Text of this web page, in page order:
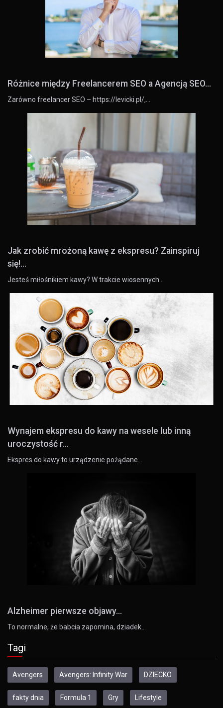
Różnice między Freelancerem SEO a Agencją SEO...
Zarówno freelancer SEO – https://levicki.pl/,…
Jak zrobić mrożoną kawę z ekspresu? Zainspiruj
się!...
Jesteś miłośnikiem kawy? W trakcie wiosennych…
Wynajem ekspresu do kawy na wesele lub inną
uroczystość r...
Ekspres do kawy to urządzenie pożądane…
Alzheimer pierwsze objawy...
To normalne, że babcia zapomina, dziadek…
Tagi
Avengers Avengers: Infinity War DZIECKO
fakty dnia Formula 1 Gry Lifestyle